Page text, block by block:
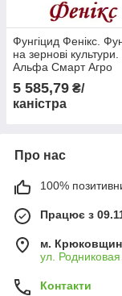
Фунгіцид Фенікс.
на зернові культури.
Альфа Смарт Агро
5 585,79 ₴/
каністра
Про нас
100%
Працює з
м.
ул.
Контакти